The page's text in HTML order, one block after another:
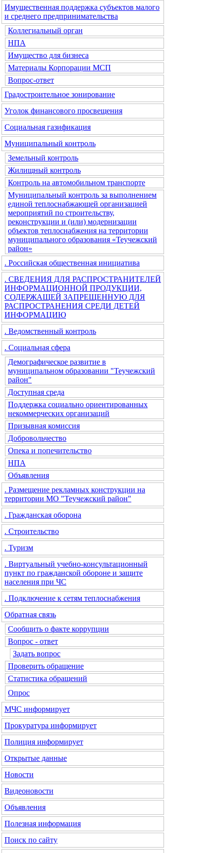
Имущественная поддержка субъектов малого
и среднего предпринимательства
Коллегиальный орган
НПА
Имущество для бизнеса
Материалы Корпорации МСП
Вопрос-ответ
Градостроительное зонирование
Уголок финансового просвещения
Социальная газификация
Муниципальный контроль
Земельный контроль
Жилищный контроль
Контроль на автомобильном транспорте
Муниципальный контроль за выполнением
единой теплоснабжающей организацией
мероприятий по строительству,
реконструкции и (или) модернизации
объектов теплоснабжения на территории
муниципального образования «Теучежский
район»
. Российская общественная инициатива
. СВЕДЕНИЯ ДЛЯ РАСПРОСТРАНИТЕЛЕЙ
ИНФОРМАЦИОННОЙ ПРОДУКЦИИ,
СОДЕРЖАЩЕЙ ЗАПРЕЩЕННУЮ ДЛЯ
РАСПРОСТРАНЕНИЯ СРЕДИ ДЕТЕЙ
ИНФОРМАЦИЮ
. Ведомственный контроль
. Социальная сфера
Демографическое развитие в
муниципальном образовании "Теучежский
район"
Доступная среда
Поддержка социально ориентированных
некоммерческих организаций
Призывная комиссия
Добровольчество
Опека и попечительство
НПА
Объявления
. Размещение рекламных конструкции на
территории МО "Теучежский район"
. Гражданская оборона
. Строительство
. Туризм
. Виртуальный учебно-консультационный
пункт по гражданской обороне и защите
населения при ЧС
. Подключение к сетям теплоснабжения
Обратная связь
Сообщить о факте коррупции
Вопрос - ответ
Задать вопрос
Проверить обращение
Статистика обращений
Опрос
МЧС информирует
Прокуратура информирует
Полиция информирует
Открытые данные
Новости
Видеоновости
Объявления
Полезная информация
Поиск по сайту